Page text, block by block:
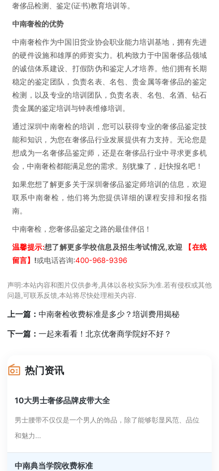
奢侈品检测、鉴定(证书)教育培训等。
中南奢检的优势
中南奢检作为中国旧货业协会职业能力培训基地，拥有先进
的硬件设施和雄厚的师资实力。机构致力于中国奢侈品领域
的诚信体系建设、打假防伪和鉴定人才培养。他们拥有长期
稳定的鉴定团队，负责名表、名包、贵金属等奢侈品的鉴定
检测，以及专业的培训团队，负责名表、名包、名酒、钻石
贵金属的鉴定培训与钟表维修培训。
通过深圳中南奢检的培训，您可以获得专业的奢侈品鉴定技
能和知识，为您在奢侈品行业发展提供有力支持。无论您是
想成为一名奢侈品鉴定师，还是在奢侈品行业中寻求更多机
会，中南奢检都能满足您的需求。别犹豫了，赶快报名吧！
如果您想了解更多关于深圳奢侈品鉴定师培训的信息，欢迎
联系中南奢检，他们将为您提供详细的课程安排和报名指
南。
中南奢检，您奢侈品鉴定之路的最佳伴侣！
温馨提示:想了解更多学校信息及招生考试情况,欢迎
【在线
留言】 !或电话咨询:400-968-9396
声明:本站内容和图片仅供参考,具体以各校实际为准.若有侵权或其他
问题,可联系反馈,本站将尽快处理相关内容.
上一篇： 中南奢检收费标准是多少？培训费用揭秘
下一篇： 一起来看看！北京优奢商学院好不好？
热门资讯
10大男士奢侈品牌皮带大全
男士腰带不仅仅是一个男人的饰品，除了能够彰显风范、品位
和魅力...
中南典当学院收费标准